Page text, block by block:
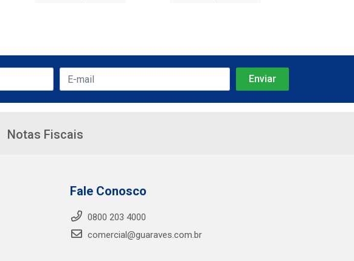
Notas Fiscais
Fale Conosco
0800 203 4000
comercial@guaraves.com.br